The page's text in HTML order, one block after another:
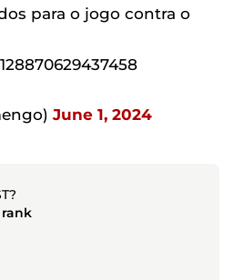
para o jogo contra o
June 1, 2024